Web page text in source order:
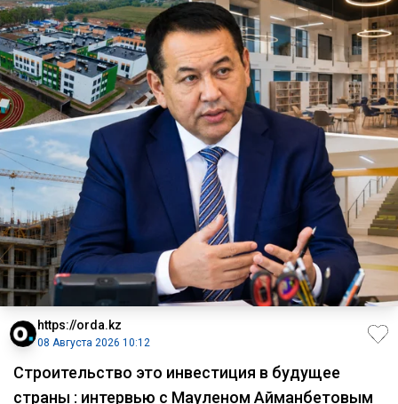
https://orda.kz
08 Августа 2026 10:12
Строительство это инвестиция в будущее
страны : интервью с Мауленом Айманбетовым